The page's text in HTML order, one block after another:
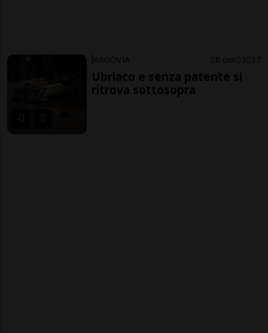
ARGOVIA 8 ore 3 17
Ubriaco e senza patente si
ritrova sottosopra